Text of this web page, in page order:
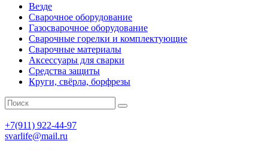
Везде
Сварочное оборудование
Газосварочное оборудование
Сварочные горелки и комплектующие
Сварочные материалы
Аксессуары для сварки
Средства защиты
Круги, свёрла, борфрезы
+7(911) 922-44-97
svarlife@mail.ru